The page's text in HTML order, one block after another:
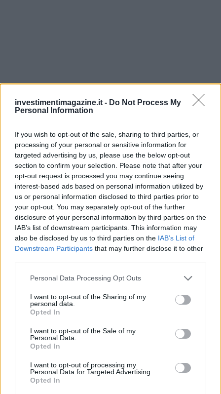
investimentimagazine.it - Do Not Process My
Personal Information
If you wish to opt-out of the sale, sharing to third parties, or
processing of your personal or sensitive information for
targeted advertising by us, please use the below opt-out
section to confirm your selection. Please note that after your
opt-out request is processed you may continue seeing
interest-based ads based on personal information utilized by
us or personal information disclosed to third parties prior to
your opt-out. You may separately opt-out of the further
disclosure of your personal information by third parties on the
IAB’s list of downstream participants. This information may
also be disclosed by us to third parties on the IAB’s List of
Downstream Participants that may further disclose it to other
Please note that this website/app uses one or more Google
not limited to your visit or usage behaviour. You may click to
grant or deny consent to Google and its third-party tags to
use your data for below specified purposes in below Google
consent section.
Personal Data Processing Opt Outs
I want to opt-out of the Sharing of my
personal data.
Opted In
I want to opt-out of the Sale of my
Personal Data.
Opted In
I want to opt-out of processing my
Personal Data for Targeted Advertising.
Opted In
Continua a leggere
Capire i cicli di Bitcoin tra liquidità, halving e afflussi
regolamentati